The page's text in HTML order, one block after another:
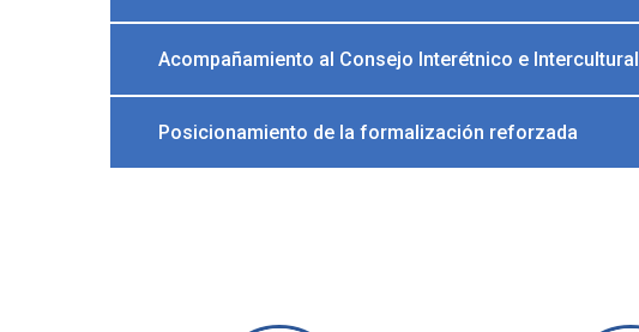
Acompañamiento al Consejo Interétnico e
Posicionamiento de la formalización reforzada